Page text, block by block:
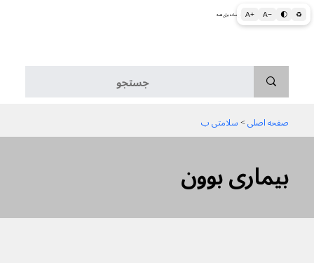
A+ A− 🌓 ♻ اطلاعات پزشکی و بهداشتی به زبان ساده برای همه
بیماری بوون
صفحه اصلی > سلامتی ب